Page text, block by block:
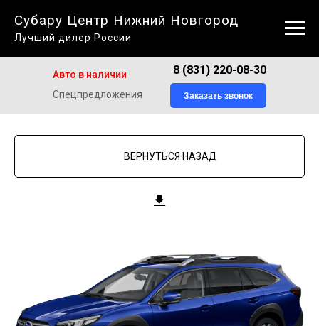
Субару Центр Нижний Новгород
Лучший дилер России
Авто в наличии
Спецпредложения
8 (831) 220-08-30
Заказать звонок
ВЕРНУТЬСЯ НАЗАД